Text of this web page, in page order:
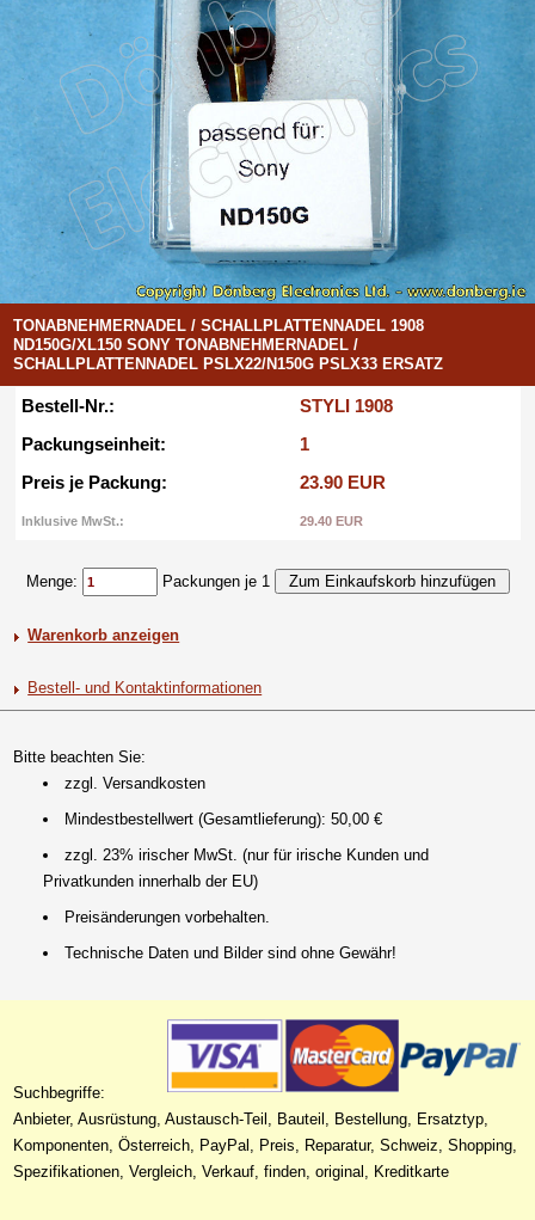
TONABNEHMERNADEL / SCHALLPLATTENNADEL 1908
ND150G/XL150 SONY TONABNEHMERNADEL /
SCHALLPLATTENNADEL PSLX22/N150G PSLX33 ERSATZ
Bestell-Nr.:
STYLI 1908
Packungseinheit:
1
Preis je Packung:
23.90 EUR
Inklusive MwSt.: 29.40 EUR
Menge: Packungen je 1
Warenkorb anzeigen
Bestell- und Kontaktinformationen
Bitte beachten Sie:
zzgl. Versandkosten
Mindestbestellwert (Gesamtlieferung): 50,00 €
zzgl. 23% irischer MwSt. (nur für irische Kunden und
Privatkunden innerhalb der EU)
Preisänderungen vorbehalten.
Technische Daten und Bilder sind ohne Gewähr!
Suchbegriffe:
Anbieter, Ausrüstung, Austausch-Teil, Bauteil, Bestellung, Ersatztyp,
Komponenten, Österreich, PayPal, Preis, Reparatur, Schweiz, Shopping,
Spezifikationen, Vergleich, Verkauf, finden, original, Kreditkarte